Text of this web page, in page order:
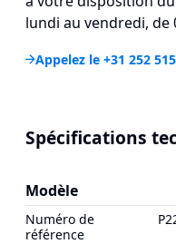
lundi au vendredi, de
Appelez le +31 252
Spécifications
Modèle
Numéro de
référence